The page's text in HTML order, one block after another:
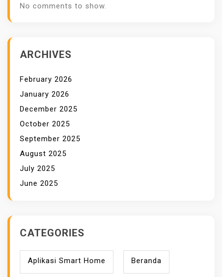
No comments to show.
ARCHIVES
February 2026
January 2026
December 2025
October 2025
September 2025
August 2025
July 2025
June 2025
CATEGORIES
Aplikasi Smart Home Beranda